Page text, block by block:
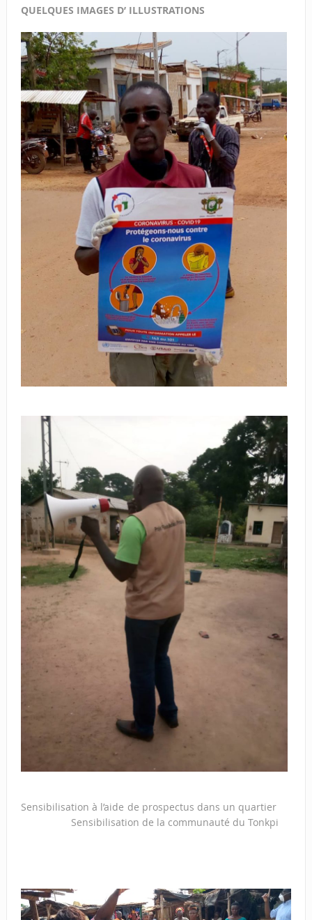
QUELQUES IMAGES D’ ILLUSTRATIONS
Sensibilisation à l’aide de prospectus dans un quartier
Sensibilisation de la communauté du Tonkpi